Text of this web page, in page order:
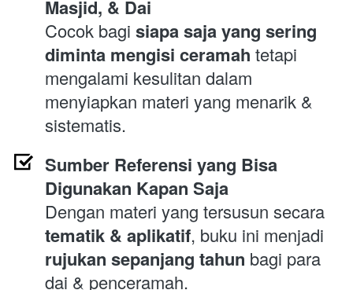
Masjid, & Dai
Cocok bagi siapa saja yang sering
diminta mengisi ceramah tetapi
mengalami kesulitan dalam
menyiapkan materi yang menarik &
sistematis.
Sumber Referensi yang Bisa
Digunakan Kapan Saja
tematik & aplikatif
rujukan sepanjang tahun bagi para
dai & penceramah.